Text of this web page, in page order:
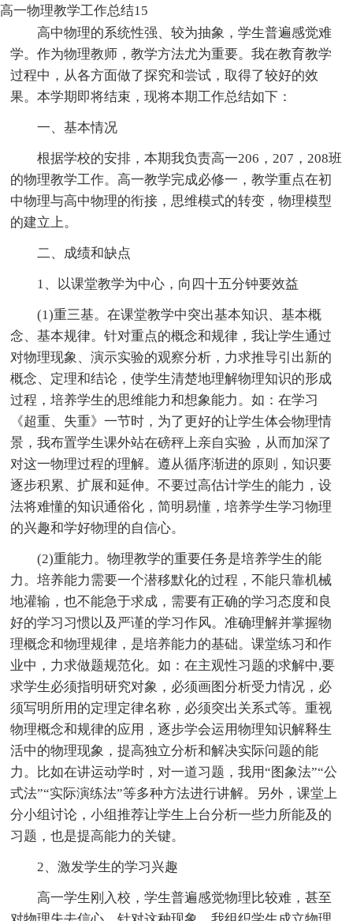
高一物理教学工作总结15
高中物理的系统性强、较为抽象，学生普遍感觉难
学。作为物理教师，教学方法尤为重要。我在教育教学
过程中，从各方面做了探究和尝试，取得了较好的效
果。本学期即将结束，现将本期工作总结如下：
一、基本情况
根据学校的安排，本期我负责高一206，207，208班
的物理教学工作。高一教学完成必修一，教学重点在初
中物理与高中物理的衔接，思维模式的转变，物理模型
的建立上。
二、成绩和缺点
1、以课堂教学为中心，向四十五分钟要效益
(1)重三基。在课堂教学中突出基本知识、基本概
念、基本规律。针对重点的概念和规律，我让学生通过
对物理现象、演示实验的观察分析，力求推导引出新的
概念、定理和结论，使学生清楚地理解物理知识的形成
过程，培养学生的思维能力和想象能力。如：在学习
《超重、失重》一节时，为了更好的让学生体会物理情
景，我布置学生课外站在磅秤上亲自实验，从而加深了
对这一物理过程的理解。遵从循序渐进的原则，知识要
逐步积累、扩展和延伸。不要过高估计学生的能力，设
法将难懂的知识通俗化，简明易懂，培养学生学习物理
的兴趣和学好物理的自信心。
(2)重能力。物理教学的重要任务是培养学生的能
力。培养能力需要一个潜移默化的过程，不能只靠机械
地灌输，也不能急于求成，需要有正确的学习态度和良
好的学习习惯以及严谨的学习作风。准确理解并掌握物
理概念和物理规律，是培养能力的基础。课堂练习和作
业中，力求做题规范化。如：在主观性习题的求解中,要
求学生必须指明研究对象，必须画图分析受力情况，必
须写明所用的定理定律名称，必须突出关系式等。重视
物理概念和规律的应用，逐步学会运用物理知识解释生
活中的物理现象，提高独立分析和解决实际问题的能
力。比如在讲运动学时，对一道习题，我用“图象法”“公
式法”“实际演练法”等多种方法进行讲解。另外，课堂上
分小组讨论，小组推荐让学生上台分析一些力所能及的
习题，也是提高能力的关键。
2、激发学生的学习兴趣
高一学生刚入校，学生普遍感觉物理比较难，甚至